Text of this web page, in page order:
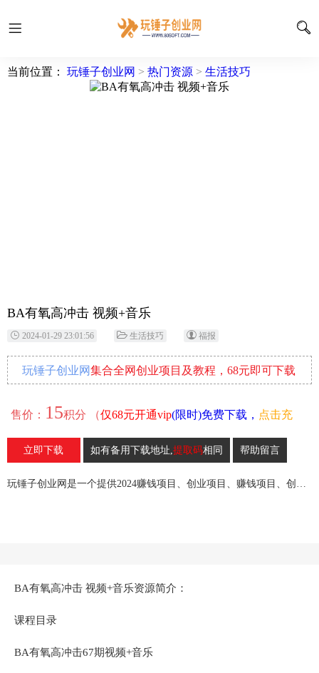
当前位置： 玩锤子创业网 > 热门资源 > 生活技巧
BA有氧高冲击 视频+音乐
2024-01-29 23:01:56 生活技巧 福报
玩锤子创业网集合全网创业项目及教程，68元即可下载
售价： 15积分 （仅68元开通vip(限时)免费下载， 点击充
）
立即下载 如有备用下载地址,提取码相同 帮助留言
玩锤子创业网是一个提供2024赚钱项目、创业项目、赚钱项目、创业赚钱教程、引流教程的创业网,欢迎来玩锤子创业网！
BA有氧高冲击 视频+音乐资源简介：
课程目录
BA有氧高冲击67期视频+音乐